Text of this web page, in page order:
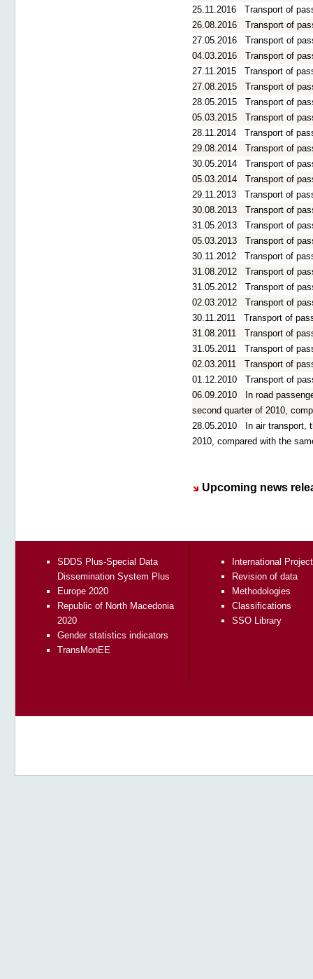
25.11.2016
Transport of
26.08.2016
Transport of
27.05.2016
Transport of
04.03.2016
Transport of
27.11.2015
Transport of
27.08.2015
Transport of
28.05.2015
Transport of
05.03.2015
Transport of
28.11.2014
Transport of
29.08.2014
Transport of
30.05.2014
Transport of
05.03.2014
Transport of
29.11.2013
Transport of
30.08.2013
Transport of
31.05.2013
Transport of
05.03.2013
Transport of
30.11.2012
Transport of
31.08.2012
Transport of
31.05.2012
Transport of
02.03.2012
Transport of
30.11.2011
Transport of
31.08.2011
Transport of
31.05.2011
Transport of
02.03.2011
Transport of
01.12.2010
Transport of
06.09.2010
In road
second quarter of 2010,
28.05.2010
In air transport,
2010, compared with the
Upcoming news
SDDS Plus-Special Data
Dissemination System Plus
Europe 2020
Republic of North Macedonia
2020
Gender statistics indicators
TransMonEE
International
Revision of data
Methodologies
Classifications
SSO Library